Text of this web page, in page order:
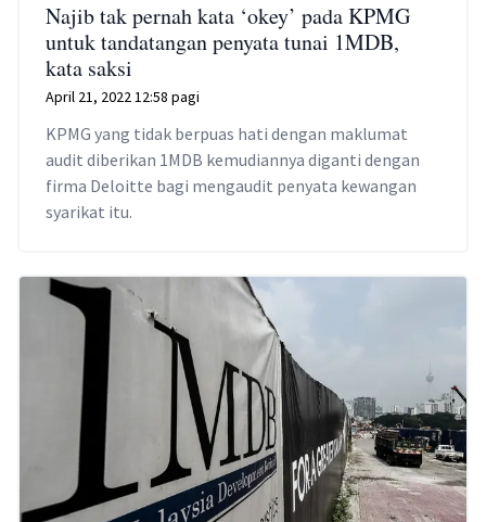
Najib tak pernah kata ‘okey’ pada KPMG
untuk tandatangan penyata tunai 1MDB,
kata saksi
April 21, 2022 12:58 pagi
KPMG yang tidak berpuas hati dengan maklumat
audit diberikan 1MDB kemudiannya diganti dengan
firma Deloitte bagi mengaudit penyata kewangan
syarikat itu.